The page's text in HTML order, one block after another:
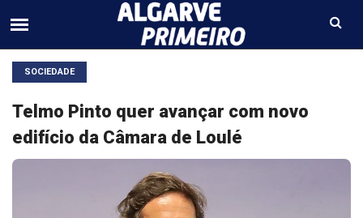
SOCIEDADE
Telmo Pinto quer avançar com novo
edifício da Câmara de Loulé